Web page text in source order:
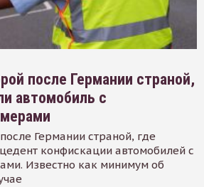
после Германии страной,
автомобиль с
Германии страной, где
конфискации автомобилей с
Известно как минимум об